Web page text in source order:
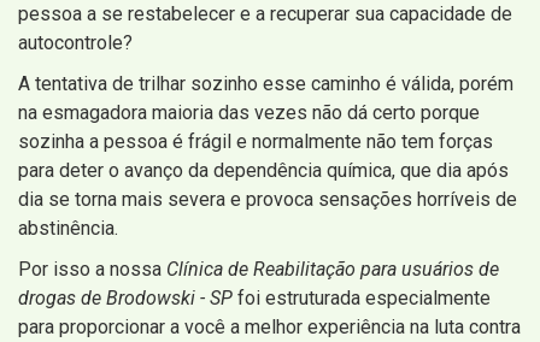
pessoa a se restabelecer e a recuperar sua capacidade de
autocontrole?
A tentativa de trilhar sozinho esse caminho é válida, porém
na esmagadora maioria das vezes não dá certo porque
sozinha a pessoa é frágil e normalmente não tem forças
para deter o avanço da dependência química, que dia após
dia se torna mais severa e provoca sensações horríveis de
abstinência.
Por isso a nossa Clínica de Reabilitação para usuários de
drogas de Brodowski - SP foi estruturada especialmente
para proporcionar a você a melhor experiência na luta contra